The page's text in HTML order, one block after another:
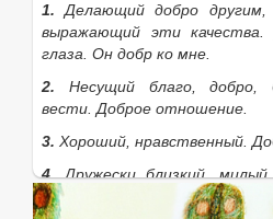
1. Делающий добро
выражающий эти
глаза. Он добр ко мне.
2. Несущий благо, добро,
вести. Доброе отношение.
3. Хороший, нравственный.
4.Дружески близкий,
Мой д. знакомый.